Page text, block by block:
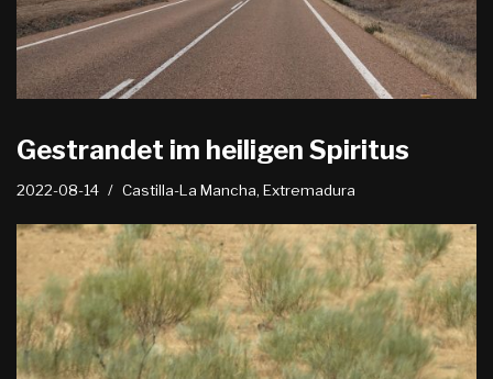
Gestrandet im heiligen Spiritus
2022-08-14 Castilla-La Mancha, Extremadura